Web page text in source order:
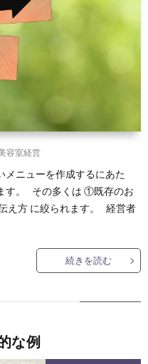
容室経営
メニューを作成するにあた
す。 その多くは ①既存のお
え方 に絞られます。 経営者
続きを読む
な例